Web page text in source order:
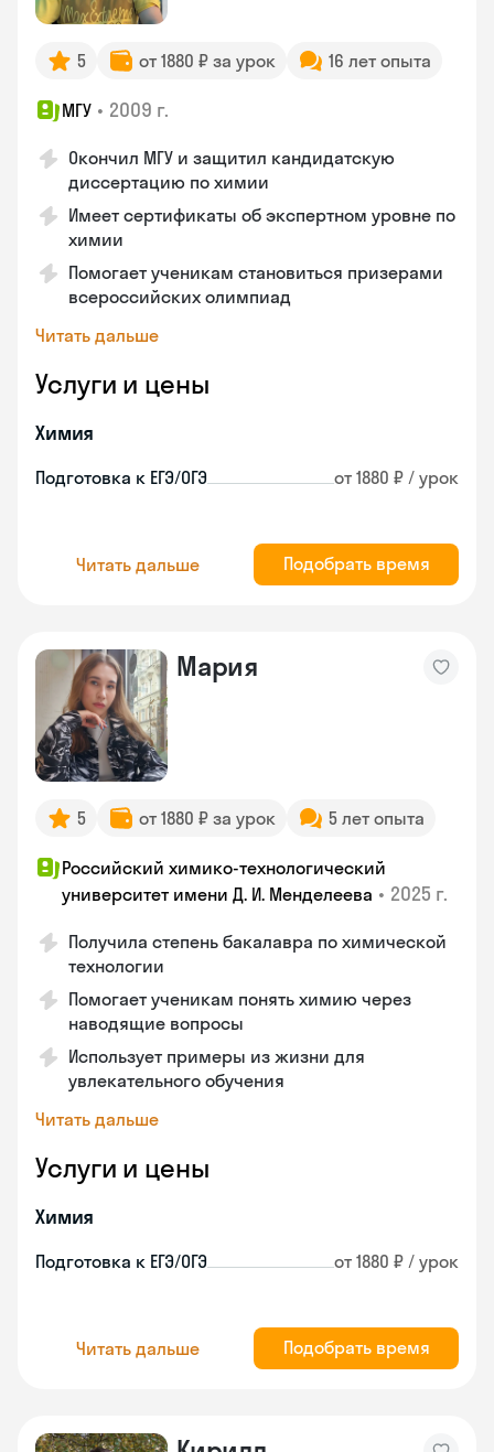
5 от 1880 ₽ за урок 16 лет опыта
МГУ • 2009 г.
Окончил МГУ и защитил кандидатскую
диссертацию по химии
Имеет сертификаты об экспертном уровне по
химии
Помогает ученикам становиться призерами
всероссийских олимпиад
Читать дальше
Услуги и цены
Химия
Подготовка к ЕГЭ/ОГЭ от 1880 ₽ / урок
Читать дальше Подобрать время
Мария
5 от 1880 ₽ за урок 5 лет опыта
Российский химико-технологический
университет имени Д. И. Менделеева • 2025 г.
Получила степень бакалавра по химической
технологии
Помогает ученикам понять химию через
наводящие вопросы
Использует примеры из жизни для
увлекательного обучения
Читать дальше
Услуги и цены
Химия
Подготовка к ЕГЭ/ОГЭ от 1880 ₽ / урок
Читать дальше Подобрать время